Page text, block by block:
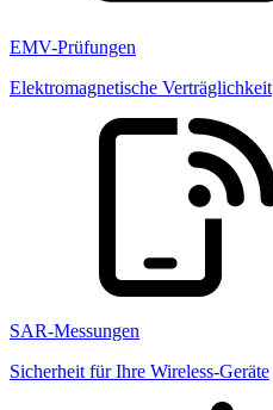
EMV-Prüfungen
Elektromagnetische Verträglichkeit
SAR-Messungen
Sicherheit für Ihre Wireless-Geräte